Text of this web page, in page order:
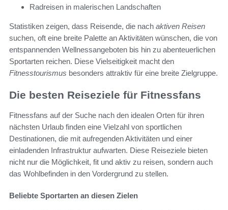
Radreisen in malerischen Landschaften
Statistiken zeigen, dass Reisende, die nach aktiven Reisen
suchen, oft eine breite Palette an Aktivitäten wünschen, die von
entspannenden Wellnessangeboten bis hin zu abenteuerlichen
Sportarten reichen. Diese Vielseitigkeit macht den
Fitnesstourismus besonders attraktiv für eine breite Zielgruppe.
Die besten Reiseziele für Fitnessfans
Fitnessfans auf der Suche nach den idealen Orten für ihren
nächsten Urlaub finden eine Vielzahl von sportlichen
Destinationen, die mit aufregenden Aktivitäten und einer
einladenden Infrastruktur aufwarten. Diese Reiseziele bieten
nicht nur die Möglichkeit, fit und aktiv zu reisen, sondern auch
das Wohlbefinden in den Vordergrund zu stellen.
Beliebte Sportarten an diesen Zielen